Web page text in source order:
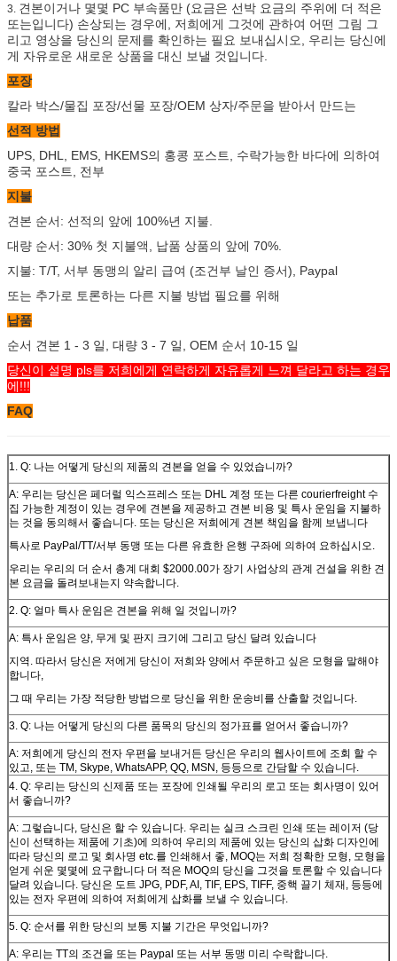
3. 견본이거나 몇몇 PC 부속품만 (요금은 선박 요금의 주위에 더 적은
또는입니다) 손상되는 경우에, 저희에게 그것에 관하여 어떤 그림 그
리고 영상을 당신의 문제를 확인하는 필요 보내십시오, 우리는 당신에
게 자유로운 새로운 상품을 대신 보낼 것입니다.
포장
칼라 박스/물집 포장/선물 포장/OEM 상자/주문을 받아서 만드는
선적 방법
UPS, DHL, EMS, HKEMS의 홍콩 포스트, 수락가능한 바다에 의하여
중국 포스트, 전부
지불
견본 순서: 선적의 앞에 100%년 지불.
대량 순서: 30% 첫 지불액, 납품 상품의 앞에 70%.
지불: T/T, 서부 동맹의 알리 급여 (조건부 날인 증서), Paypal
또는 추가로 토론하는 다른 지불 방법 필요를 위해
납품
순서 견본 1 - 3 일, 대량 3 - 7 일, OEM 순서 10-15 일
당신이 설명 pls를 저희에게 연락하게 자유롭게 느껴 달라고 하는 경우
에!!!
FAQ
1. Q: 나는 어떻게 당신의 제품의 견본을 얻을 수 있었습니까?
A: 우리는 당신은 페더럴 익스프레스 또는 DHL 계정 또는 다른 courierfreight 수
집 가능한 계정이 있는 경우에 견본을 제공하고 견본 비용 및 특사 운임을 지불하
는 것을 동의해서 좋습니다. 또는 당신은 저희에게 견본 책임을 함께 보냅니다
특사로 PayPal/TT/서부 동맹 또는 다른 유효한 은행 구좌에 의하여 요하십시오.
우리는 우리의 더 순서 총계 대회 $2000.00가 장기 사업상의 관계 건설을 위한 견
본 요금을 돌려보내는지 약속합니다.
2. Q: 얼마 특사 운임은 견본을 위해 일 것입니까?
A: 특사 운임은 양, 무게 및 판지 크기에 그리고 당신 달려 있습니다
지역. 따라서 당신은 저에게 당신이 저희와 양에서 주문하고 싶은 모형을 말해야
합니다,
그 때 우리는 가장 적당한 방법으로 당신을 위한 운송비를 산출할 것입니다.
3. Q: 나는 어떻게 당신의 다른 품목의 당신의 정가표를 얻어서 좋습니까?
A: 저희에게 당신의 전자 우편을 보내거든 당신은 우리의 웹사이트에 조회 할 수
있고, 또는 TM, Skype, WhatsAPP, QQ, MSN, 등등으로 간담할 수 있습니다.
4. Q: 우리는 당신의 신제품 또는 포장에 인쇄될 우리의 로고 또는 회사명이 있어
서 좋습니까?
A: 그렇습니다, 당신은 할 수 있습니다. 우리는 실크 스크린 인쇄 또는 레이저 (당
신이 선택하는 제품에 기초)에 의하여 우리의 제품에 있는 당신의 삽화 디자인에
따라 당신의 로고 및 회사명 etc.를 인쇄해서 좋, MOQ는 저희 정확한 모형, 모형을
얻게 쉬운 몇몇에 요구합니다 더 적은 MOQ의 당신을 그것을 토론할 수 있습니다
달려 있습니다. 당신은 도트 JPG, PDF, AI, TIF, EPS, TIFF, 중핵 끌기 체재, 등등에
있는 전자 우편에 의하여 저희에게 삽화를 보낼 수 있습니다.
5. Q: 순서를 위한 당신의 보통 지불 기간은 무엇입니까?
A: 우리는 TT의 조건을 또는 Paypal 또는 서부 동맹 미리 수락합니다.